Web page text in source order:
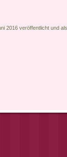
2016 veröffentlicht und als